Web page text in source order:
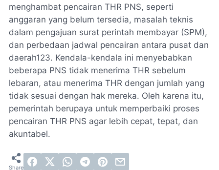
menghambat pencairan THR PNS, seperti
anggaran yang belum tersedia, masalah teknis
dalam pengajuan surat perintah membayar (SPM),
dan perbedaan jadwal pencairan antara pusat dan
daerah123. Kendala-kendala ini menyebabkan
beberapa PNS tidak menerima THR sebelum
lebaran, atau menerima THR dengan jumlah yang
tidak sesuai dengan hak mereka. Oleh karena itu,
pemerintah berupaya untuk memperbaiki proses
pencairan THR PNS agar lebih cepat, tepat, dan
akuntabel.